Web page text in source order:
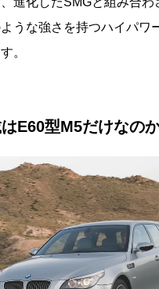
うな強さを持つハイパワ
。
E60型M5だけなの